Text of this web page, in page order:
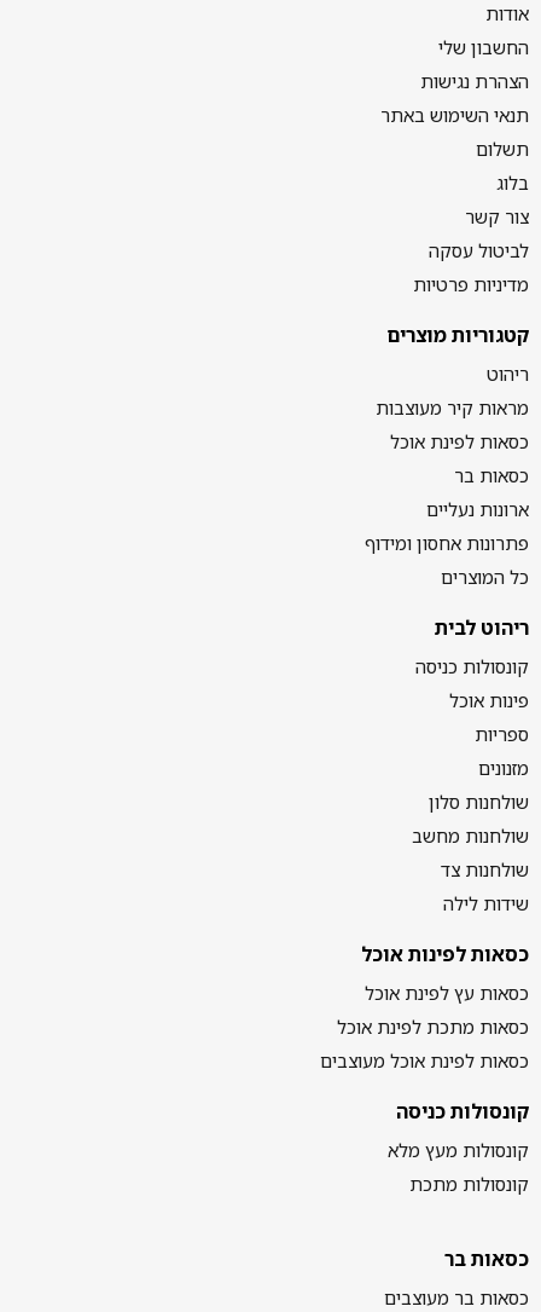
אודות
החשבון שלי
הצהרת נגישות
תנאי השימוש באתר
תשלום
בלוג
צור קשר
לביטול עסקה
מדיניות פרטיות
קטגוריות מוצרים
ריהוט
מראות קיר מעוצבות
כסאות לפינת אוכל
כסאות בר
ארונות נעליים
פתרונות אחסון ומידוף
כל המוצרים
ריהוט לבית
קונסולות כניסה
פינות אוכל
ספריות
מזנונים
שולחנות סלון
שולחנות מחשב
שולחנות צד
שידות לילה
כסאות לפינות אוכל
כסאות עץ לפינת אוכל
כסאות מתכת לפינת אוכל
כסאות לפינת אוכל מעוצבים
קונסולות כניסה
קונסולות מעץ מלא
קונסולות מתכת
כסאות בר
כסאות בר מעוצבים